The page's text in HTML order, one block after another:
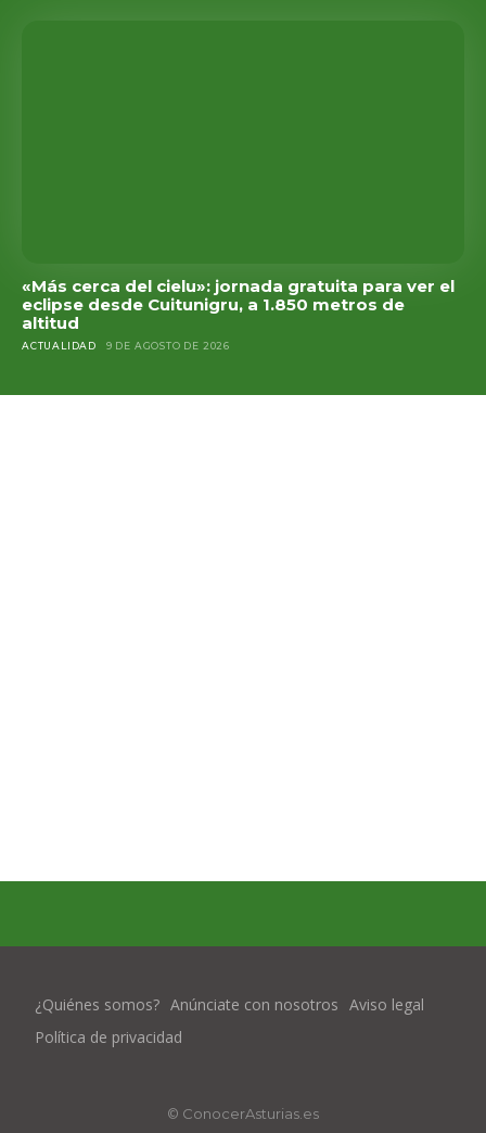
«Más cerca del cielu»: jornada gratuita para ver el
eclipse desde Cuitunigru, a 1.850 metros de
altitud
ACTUALIDAD 9 DE AGOSTO DE 2026
¿Quiénes somos? Anúnciate con nosotros Aviso legal
Política de privacidad
© ConocerAsturias.es